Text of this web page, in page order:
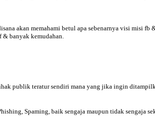
akan memahami betul apa sebenarnya visi misi fb
& banyak kemudahan.
publik teratur sendiri mana yang jika ingin
Spaming, baik sengaja maupun tidak sengaja